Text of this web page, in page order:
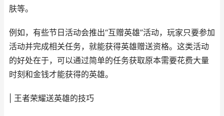
肤等。
例如，有些节日活动会推出“互赠英雄”活动，玩家只要参加
活动并完成相关任务，就能获得英雄赠送资格。这类活动
的好处在于，可以通过简单的任务获取原本需要花费大量
时刻和金钱才能获得的英雄。
| 王者荣耀送英雄的技巧